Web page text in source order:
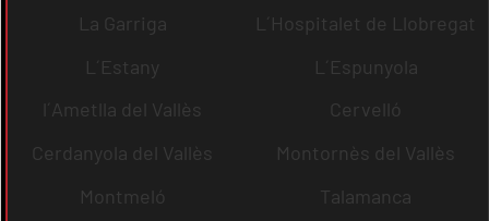
La Garriga
L´Hospitalet de Llobregat
L´Estany
L´Espunyola
l´Ametlla del Vallès
Cervelló
Cerdanyola del Vallès
Montornès del Vallès
Montmeló
Talamanca